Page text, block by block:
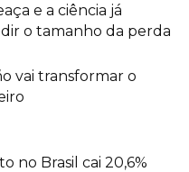
e a ciência já
o tamanho da perda
vai transformar o
no Brasil cai 20,6%